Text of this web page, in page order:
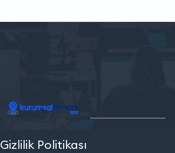
Gizlilik Politikası